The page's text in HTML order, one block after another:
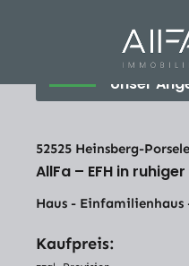
Unser
52525 Heinsberg-
AllFa – EFH in
Haus - Einfamilienhaus
Kaufpreis: